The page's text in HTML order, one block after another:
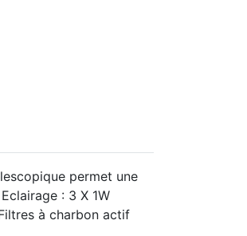
permet une
: 3 X 1W
à charbon actif